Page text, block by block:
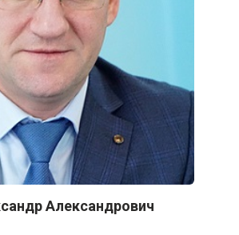
Александрович